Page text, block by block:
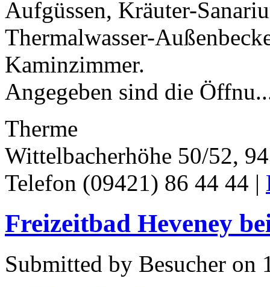
Aufgüssen, Kräuter-
Thermalwasser-
Kaminzimmer.
Angegeben sind die
Therme
Wittelbacherhöhe 50/52,
Telefon (09421) 86 44 44 |
Freizeitbad Heveney
Submitted by Besucher on